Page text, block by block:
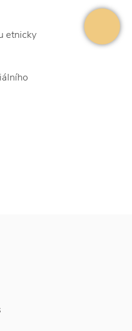
etnicky